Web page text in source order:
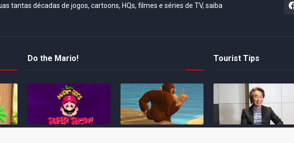
tantas décadas de jogos, cartoons, HQs, filmes e séries de TV, saiba
Do the Mario! Tourist Tips